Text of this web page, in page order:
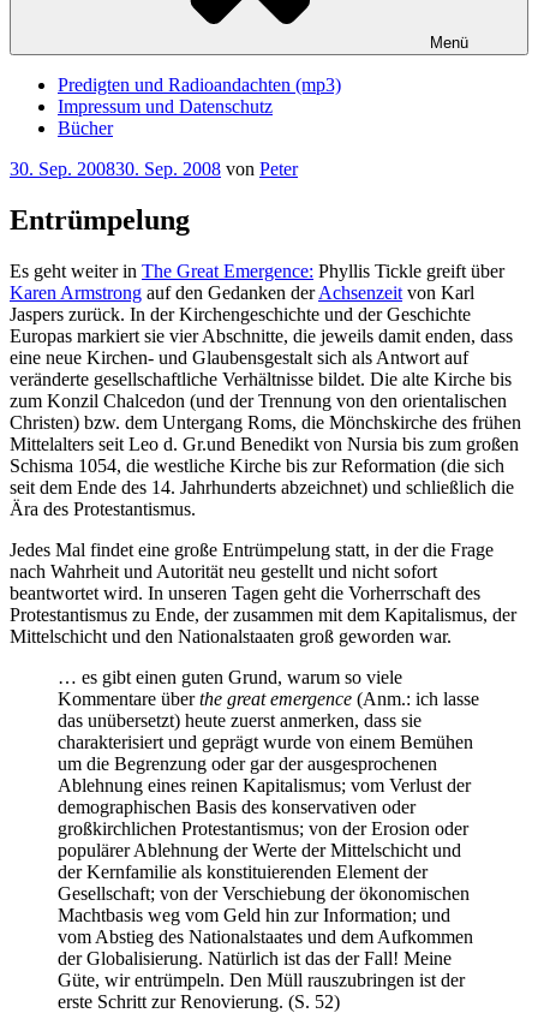
Menü
Predigten und Radioandachten (mp3)
Impressum und Datenschutz
Bücher
Veröffentlicht
30. Sep. 200830. Sep. 2008 von Peter
Entrümpelung
Es geht weiter in The Great Emergence: Phyllis Tickle greift über
Karen Armstrong auf den Gedanken derAchsenzeit von Karl
Jaspers zurück. In der Kirchengeschichte und der Geschichte
Europas markiert sie vier Abschnitte, die jeweils damit enden, dass
eine neue Kirchen- und Glaubensgestalt sich als Antwort auf
veränderte gesellschaftliche Verhältnisse bildet. Die alte Kirche bis
zum Konzil Chalcedon (und der Trennung von den orientalischen
Christen) bzw. dem Untergang Roms, die Mönchskirche des frühen
Mittelalters seit Leo d. Gr.und Benedikt von Nursia bis zum großen
Schisma 1054, die westliche Kirche bis zur Reformation (die sich
seit dem Ende des 14. Jahrhunderts abzeichnet) und schließlich die
Ära des Protestantismus.
Jedes Mal findet eine große Entrümpelung statt, in der die Frage
nach Wahrheit und Autorität neu gestellt und nicht sofort
beantwortet wird. In unseren Tagen geht die Vorherrschaft des
Protestantismus zu Ende, der zusammen mit dem Kapitalismus, der
Mittelschicht und den Nationalstaaten groß geworden war.
… es gibt einen guten Grund, warum so viele
Kommentare überthe great emergence (Anm.: ich lasse
das unübersetzt) heute zuerst anmerken, dass sie
charakterisiert und geprägt wurde von einem Bemühen
um die Begrenzung oder gar der ausgesprochenen
Ablehnung eines reinen Kapitalismus; vom Verlust der
demographischen Basis des konservativen oder
großkirchlichen Protestantismus; von der Erosion oder
populärer Ablehnung der Werte der Mittelschicht und
der Kernfamilie als konstituierenden Element der
Gesellschaft; von der Verschiebung der ökonomischen
Machtbasis weg vom Geld hin zur Information; und
vom Abstieg des Nationalstaates und dem Aufkommen
der Globalisierung. Natürlich ist das der Fall! Meine
Güte, wir entrümpeln. Den Müll rauszubringen ist der
erste Schritt zur Renovierung. (S. 52)